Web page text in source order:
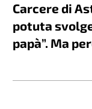
Carcere di
potuta
papà”. Ma